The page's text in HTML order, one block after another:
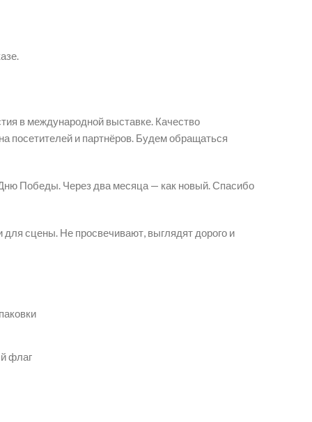
в международной выставке. Качество
посетителей и партнёров. Будем обращаться
Победы. Через два месяца — как новый. Спасибо
сцены. Не просвечивают, выглядят дорого и
флаг